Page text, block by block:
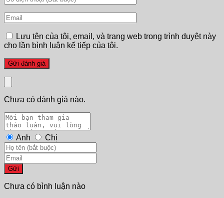
Lưu tên của tôi, email, và trang web trong trình duyệt này
cho lần bình luận kế tiếp của tôi.
Chưa có đánh giá nào.
Anh Chị
Gửi
Chưa có bình luận nào